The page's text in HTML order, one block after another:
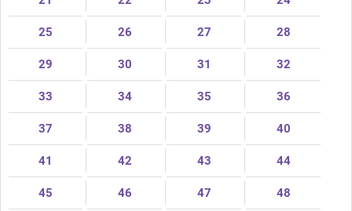
25 26 27 28
29 30 31 32
33 34 35 36
37 38 39 40
41 42 43 44
45 46 47 48